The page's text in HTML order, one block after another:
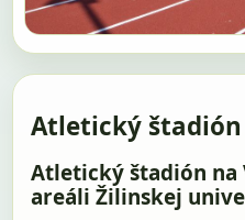
Atletický
Atletický štadión na
areáli Žilinskej